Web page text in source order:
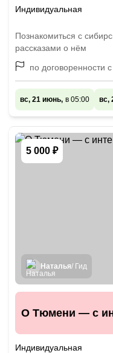
Индивидуальная
Познакомиться с
рассказами о нём
по договоренности
вс, 21 июнь, в 05:00 вс,
5 000 ₽
Наталья/ Гид
О Тюмени — с
Индивидуальная